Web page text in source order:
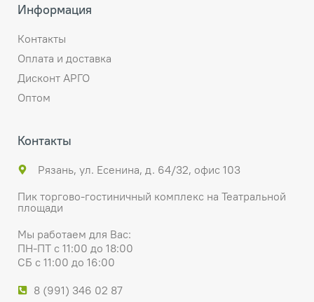
Информация
Контакты
Оплата и доставка
Дисконт АРГО
Оптом
Контакты
Рязань, ул. Есенина, д. 64/32, офис 103
Пик торгово-гостиничный комплекс на Театральной
площади
Мы работаем для Вас:
ПН-ПТ с 11:00 до 18:00
СБ с 11:00 до 16:00
8 (991) 346 02 87